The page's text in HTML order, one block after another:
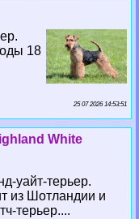
18
25 07 2026 14:53:51
White
уайт-терьер.
из Шотландии и
терьер....